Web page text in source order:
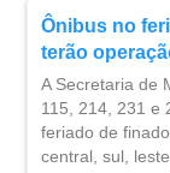
Ônibus no
terão
A Secretaria de
115, 214, 231 e
feriado de
central, sul,